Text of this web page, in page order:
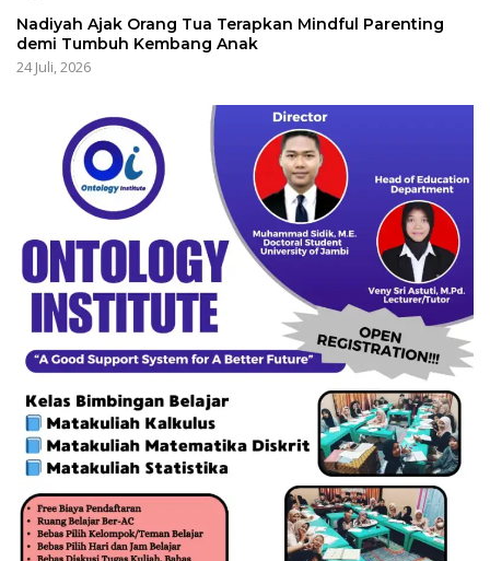
Nadiyah Ajak Orang Tua Terapkan Mindful Parenting
demi Tumbuh Kembang Anak
24 Juli, 2026